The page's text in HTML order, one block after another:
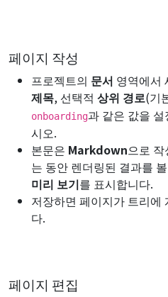
페이지 작성
프로젝트의 문서 영역에서
제목, 선택적 상위 경로(기
onboarding과 같은 값을
시오.
본문은 Markdown으로
는 동안 렌더링된 결과를
미리 보기를 표시합니다.
저장하면 페이지가 트리에
다.
페이지 편집